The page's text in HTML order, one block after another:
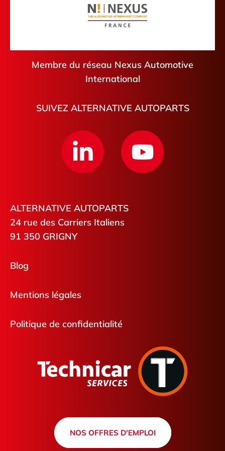
Saint-Pierre-de-Coutances
Membre du réseau Nexus Automotive
International
SUIVEZ ALTERNATIVE AUTOPARTS
ALTERNATIVE AUTOPARTS
24 rue des Carriers Italiens
91 350 GRIGNY
Blog
Mentions légales
Politique de confidentialité
NOS OFFRES D'EMPLOI